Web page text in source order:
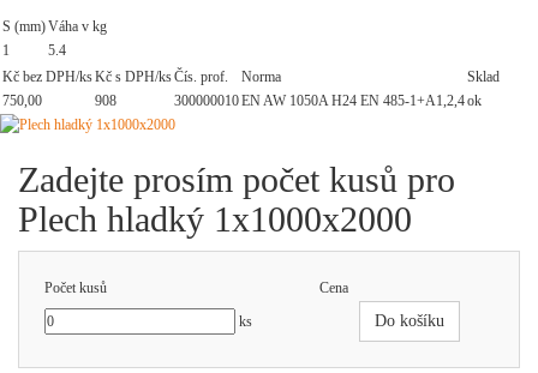
S (mm)Váha v kg
1
5.4
Kč bez DPH/ksKč s DPH/ksČís. prof. Norma
Sklad
750,00
908 300000010EN AW 1050A H24 EN 485-1+A1,2,4ok
Zadejte prosím počet kusů pro
Plech hladký 1x1000x2000
Počet kusů
Cena
ks
Do košíku